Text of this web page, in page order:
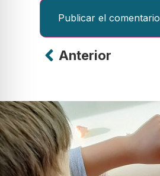
Alternative:
Anterior